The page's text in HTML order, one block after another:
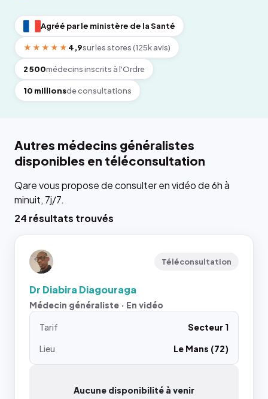
Agréé par le ministère de la Santé
★★★★★ 4,9sur les stores (125k avis)
2 500médecins inscrits à l'Ordre
10 millionsde consultations
Autres médecins généralistes
disponibles en téléconsultation
Qare vous propose de consulter en vidéo de 6h à
minuit, 7j/7.
24 résultats trouvés
Téléconsultation
Dr Diabira Diagouraga
Médecin généraliste · En vidéo
Tarif
Secteur 1
Lieu
Le Mans (72)
Aucune disponibilité à venir